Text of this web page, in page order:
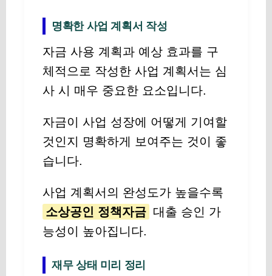
명확한 사업 계획서 작성
자금 사용 계획과 예상 효과를 구
체적으로 작성한 사업 계획서는 심
사 시 매우 중요한 요소입니다.
자금이 사업 성장에 어떻게 기여할
것인지 명확하게 보여주는 것이 좋
습니다.
사업 계획서의 완성도가 높을수록
소상공인 정책자금 대출 승인 가
능성이 높아집니다.
재무 상태 미리 정리